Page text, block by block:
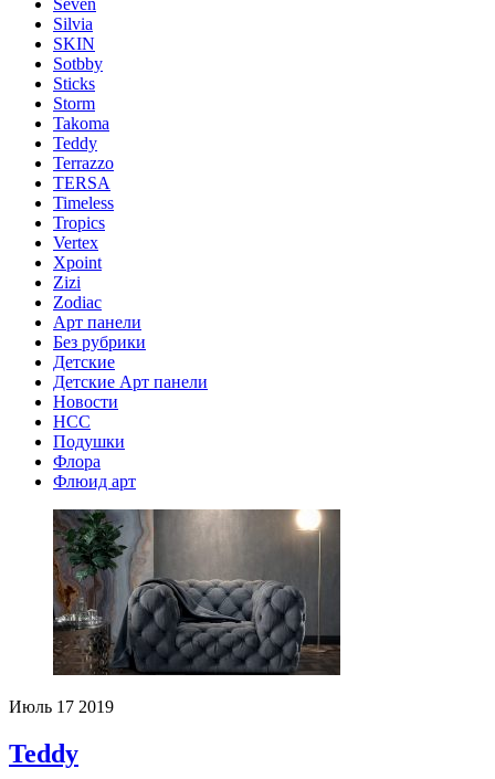
Seven
Silvia
SKIN
Sotbby
Sticks
Storm
Takoma
Teddy
Terrazzo
TERSA
Timeless
Tropics
Vertex
Xpoint
Zizi
Zodiac
Арт панели
Без рубрики
Детские
Детские Арт панели
Новости
НСС
Подушки
Флора
Флюид арт
Июль 17 2019
Teddy